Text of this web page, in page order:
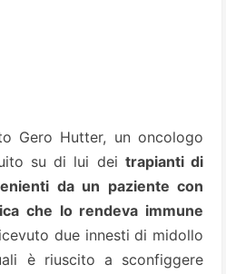
Gero Hutter, un oncologo
su di lui dei trapianti di
da un paziente con
che lo rendeva immune
due innesti di midollo
è riuscito a sconfiggere